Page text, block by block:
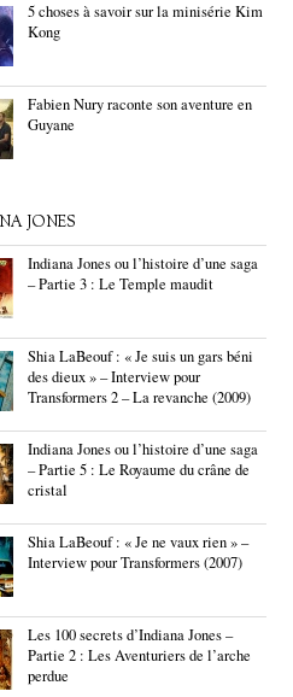
5 choses à savoir sur la minisérie Kim
Kong
Fabien Nury raconte son aventure en
Guyane
JONES
Indiana Jones ou l’histoire d’une saga
– Partie 3 : Le Temple maudit
Shia LaBeouf : « Je suis un gars béni
des dieux » – Interview pour
Transformers 2 – La revanche (2009)
Indiana Jones ou l’histoire d’une saga
– Partie 5 : Le Royaume du crâne de
cristal
Shia LaBeouf : « Je ne vaux rien » –
Interview pour Transformers (2007)
Les 100 secrets d’Indiana Jones –
Partie 2 : Les Aventuriers de l’arche
perdue